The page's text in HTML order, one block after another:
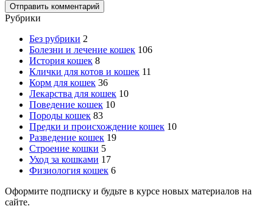
Рубрики
Без рубрики 2
Болезни и лечение кошек 106
История кошек 8
Клички для котов и кошек 11
Корм для кошек 36
Лекарства для кошек 10
Поведение кошек 10
Породы кошек 83
Предки и происхождение кошек 10
Разведение кошек 19
Строение кошки 5
Уход за кошками 17
Физиология кошек 6
Оформите подписку и будьте в курсе новых материалов на
сайте.